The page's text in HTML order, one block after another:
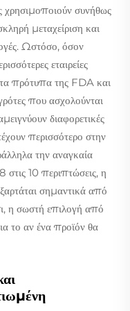
χρησιμοποιούν συνήθως
μεταχείριση και
Ωστόσο, όσον
εταιρείες
πρότυπα της FDA και
που ασχολούνται
διαφορετικές
περισσότερο στην
την αναγκαία
στις 10 περιπτώσεις, η
σημαντικά από
η σωστή επιλογή από
το αν ένα προϊόν θα